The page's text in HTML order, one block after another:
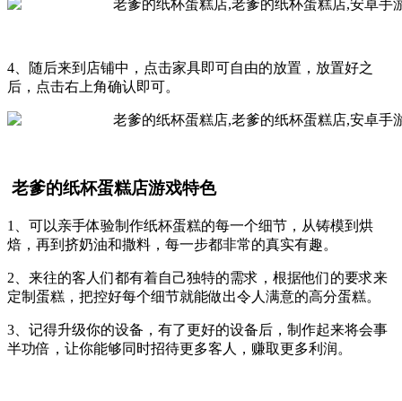
4、随后来到店铺中，点击家具即可自由的放置，放置好之
后，点击右上角确认即可。
老爹的纸杯蛋糕店游戏特色
1、可以亲手体验制作纸杯蛋糕的每一个细节，从铸模到烘
焙，再到挤奶油和撒料，每一步都非常的真实有趣。
2、来往的客人们都有着自己独特的需求，根据他们的要求来
定制蛋糕，把控好每个细节就能做出令人满意的高分蛋糕。
3、记得升级你的设备，有了更好的设备后，制作起来将会事
半功倍，让你能够同时招待更多客人，赚取更多利润。